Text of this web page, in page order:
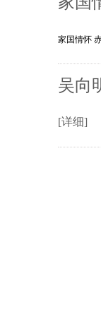
家国情怀
吴向
[详细]